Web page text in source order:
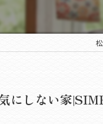
にしない家